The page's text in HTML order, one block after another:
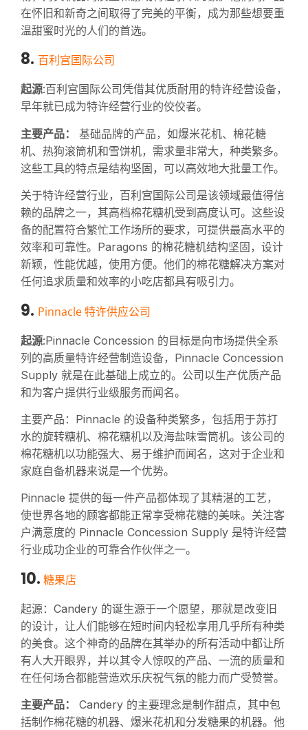
在怀旧和新奇之间取得了完美的平衡，成为那些想要重
温甜蜜时光的人们的首选。
8. 百利宫国际公司
起源:百利宫国际公司凭借其优质耐用的特许经营设备，
早年就已成为特许经营行业的佼佼者。
主要产品：
基础品牌的产品，如爆米花机、棉花糖
机、热狗滚筒机和雪饼机，需求量非常大，种类繁多。
这些工具的特点是结构坚固，可以高效地大批量工作。
关于特许经营行业，百利宫国际公司是该领域最值得信
赖的品牌之一，其高档棉花糖机受到高度认可。这些设
备的配置符合繁忙工作场所的要求，可提供最高水平的
效率和可靠性。Paragons 的棉花糖机结构坚固，设计
新颖，性能优越，使用方便。他们的棉花糖解决方案对
任何追求质量和效率的小吃店都具有吸引力。
9. Pinnacle 特许供应公司
起源:Pinnacle Concession 的目标是向市场提供全系
列的高质量特许经营制造设备，Pinnacle Concession
Supply 就是在此基础上成立的。公司以生产优质产品
和为客户提供行业级服务而闻名。
主要产品：Pinnacle 的设备种类繁多，包括用于苏打
水的旋转糖机、棉花糖机以及海盐味雪筒机。该公司的
棉花糖机以功能强大、易于维护而闻名，这对于企业和
家庭自备机器来说是一个优势。
Pinnacle 提供的每一件产品都体现了其精湛的工艺，
使世界各地的顾客都能正常享受棉花糖的美味。关注客
户满意度的 Pinnacle Concession Supply 是特许经营
行业成功企业的可靠合作伙伴之一。
10. 糖果店
起源：Candery 的诞生源于一个愿望，那就是改变旧
的设计，让人们能够在短时间内轻松享用几乎所有种类
的美食。这个神奇的品牌在其举办的所有活动中都让所
有人大开眼界，并以其令人惊叹的产品、一流的质量和
在任何场合都能营造欢乐庆祝气氛的能力而广受赞誉。
主要产品：
Candery 的主要理念是制作甜点，其中包
括制作棉花糖的机器、爆米花机和分发糖果的机器。他